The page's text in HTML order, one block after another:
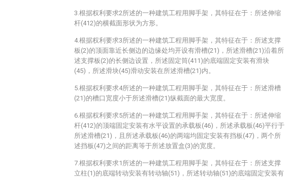
3.根据权利要求2所述的一种建筑工程用脚手架，其特征在于：所述伸缩
杆(412)的横截面形状为方形。
4.根据权利要求3所述的一种建筑工程用脚手架，其特征在于：所述支撑
板(2)的顶面靠近长侧边的边缘处均开设有滑槽(21)，所述滑槽(21)沿着所
述支撑板(2)的长侧边设置，所述固定筒(411)的底端固定安装有滑块
(45)，所述滑块(45)滑动安装在所述滑槽(21)内。
5.根据权利要求4所述的一种建筑工程用脚手架，其特征在于：所述滑槽
(21)的槽口宽度小于所述滑槽(21)纵截面的最大宽度。
6.根据权利要求5所述的一种建筑工程用脚手架，其特征在于：所述伸缩
杆(412)的顶端固定安装有水平设置的承载板(46)，所述承载板(46)平行于
所述滑槽(21)，且所述承载板(46)的两端均固定安装有挡板(47)，两个所
述挡板(47)之间的距离等于所述放置盒(3)的宽度。
7.根据权利要求1所述的一种建筑工程用脚手架，其特征在于：所述支撑
立柱(1)的底端转动安装有转动轴(51)，所述转动轴(51)的底端固定安装有